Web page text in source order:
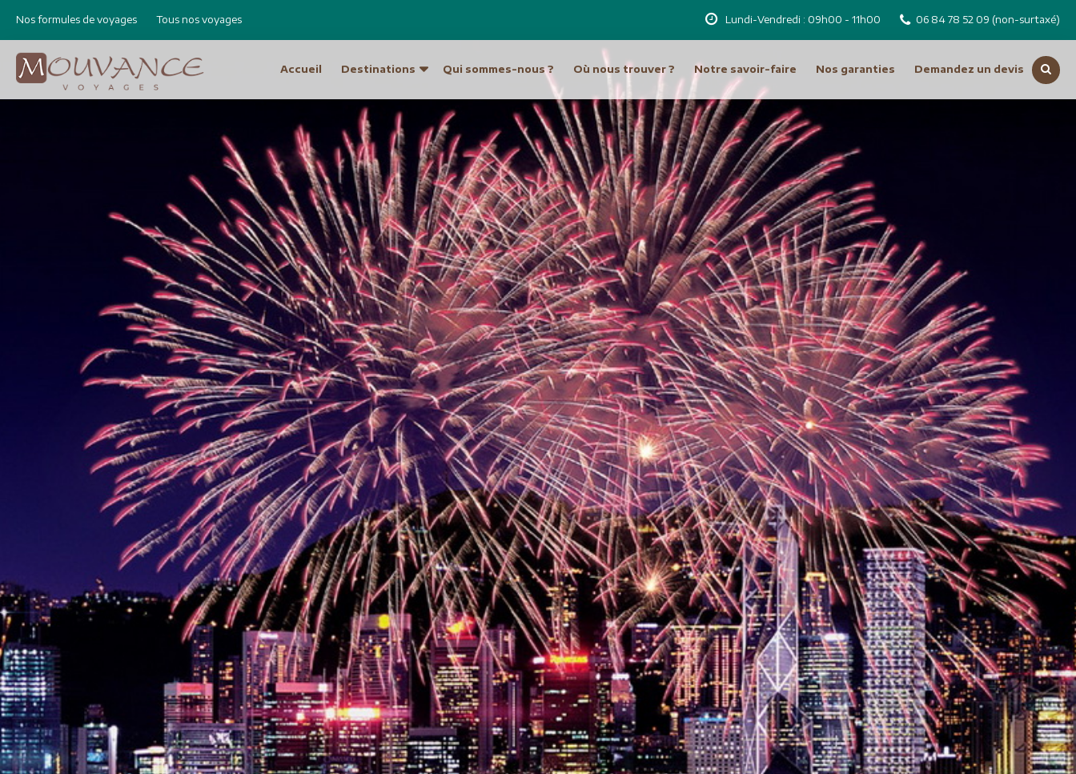
Lundi-Vendredi : 09h00 - 11h00 06 84 78 52 09 (non-surtaxé)
Nos formules de voyages Tous nos voyages
Accueil Destinations
Choisissez votre destination Voir toutes nos destinations
Afrique
Afrique du Sud
Cap Vert
Egypte
Ethiopie
Libye
Madagascar
Maroc
Namibie
Réunion
Amérique Centrale
Costa Rica
Cuba
Guatémala et Honduras
Mexique
Amérique du Nord
Canada
Etats Unis
Amérique du Sud
Argentine
Bolivie
Brésil
Chili et île de Pâques
Equateur
Pérou
Asie
Bhoutan
Birmanie
Cambodge
Chine
Corée du Nord
Corée du Sud
Hong Kong et Macao
Inde
Indonésie
Japon
Laos
Malaisie et Bornéo
Népal
Pakistan
Philippines
Singapour
Sri Lanka
Taiwan
Thaïlande
Vietnam
Asie Centrale
Kirghizistan
Ouzbékistan
Turkménistan
Europe
Allemagne
Autriche
Croatie et Monténégro
Espagne
France
Grèce
Hongrie
Italie
Malte
Norvège
Pays Baltes
Portugal et Madère
Royaume Uni
Russie
Tchéquie
Moyen Orient
Dubai
Emirats Arabes Unis
Iran
Jordanie
Liban
Oman
Syrie
Turquie
Océanie
Australie
Nouvelle Zélande
Qui sommes-nous ? Où nous trouver ? Notre savoir-faire Nos garanties Demandez un devis